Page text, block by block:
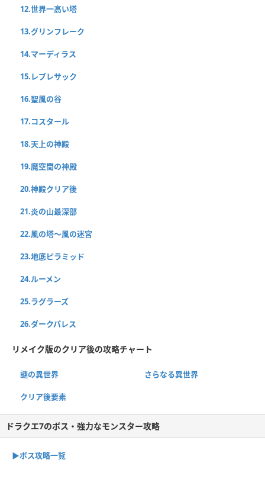
12.世界一高い塔
13.グリンフレーク
14.マーディラス
15.レブレサック
16.聖風の谷
17.コスタール
18.天上の神殿
19.魔空間の神殿
20.神殿クリア後
21.炎の山最深部
22.風の塔〜風の迷宮
23.地底ピラミッド
24.ルーメン
25.ラグラーズ
26.ダークパレス
リメイク版のクリア後の攻略チャート
謎の異世界 さらなる異世界
クリア後要素
ドラクエ7のボス・強力なモンスター攻略
▶ボス攻略一覧